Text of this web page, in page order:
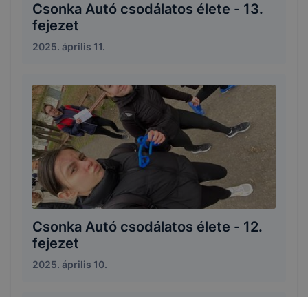
Csonka Autó csodálatos élete - 13.
fejezet
2025. április 11.
Csonka Autó csodálatos élete - 12.
fejezet
2025. április 10.